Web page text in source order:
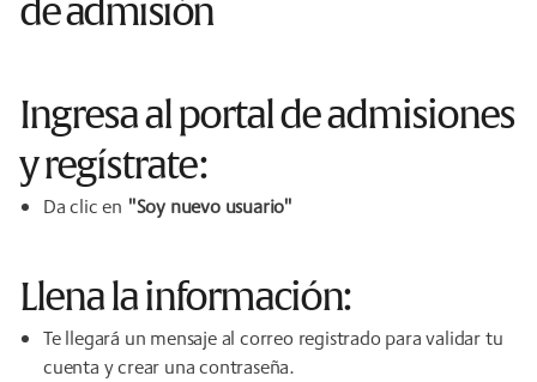
de admisión
Ingresa al portal de admisiones
y regístrate :
Da clic en "Soy nuevo usuario"
Llena la información:
Te llegará un mensaje al correo registrado para validar tu
cuenta y crear una contraseña.